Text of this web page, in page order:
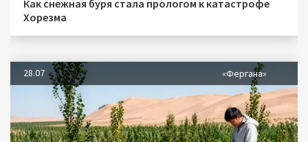
Как снежная буря стала прологом к катастрофе
Хорезма
28.07 «Фергана»